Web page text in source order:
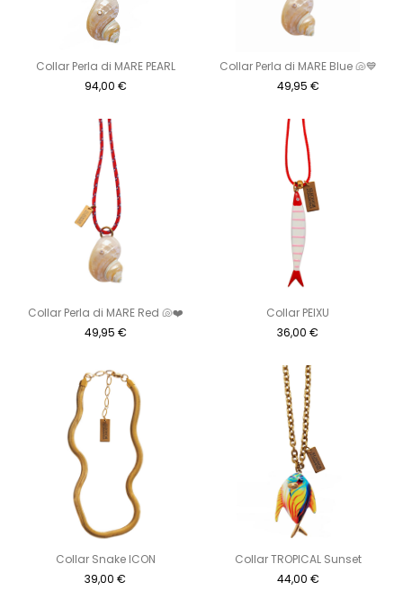
Collar Perla di MARE PEARL
94,00 €
Collar Perla di MARE Blue 🐚💙
49,95 €
Collar Perla di MARE Red 🐚❤️
49,95 €
Collar PEIXU
36,00 €
Collar Snake ICON
39,00 €
Collar TROPICAL Sunset
44,00 €